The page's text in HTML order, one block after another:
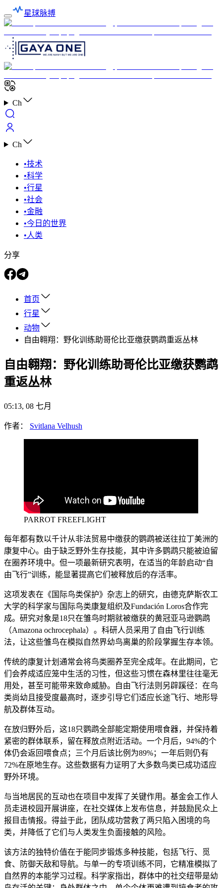
星球脉搏
Ch
Ch
•技术
•科学
•行星
•社会
•金融
•今日的世界
•人类
分享
首页
行星
动物
自由翱翔：野化训练助哥伦比亚缴获鹦鹉重返丛林
自由翱翔：野化训练助哥伦比亚缴获鹦鹉
重返丛林
05:13, 08 七月
作者： Svitlana Velhush
PARROT FREEFLIGHT
每年都有数以千计从非法贸易中缴获的鹦鹉被送往拉丁美洲的
康复中心。由于缺乏野外生存技能，其中许多鹦鹉只能被迫留
在圈养环境中。但一项最新研究表明，在适当的年龄启动“自
由飞行”训练，能显著提高它们被释放后的存活率。
这项发表在《国际鸟类保护》杂志上的研究，由德克萨斯农工
大学的科学家与国际鸟类康复组织及Fundación Loros合作完
成。研究对象是18只在雏鸟时期就被缴获的黄冠亚马逊鹦鹉
（Amazona ochrocephala）。科研人员采用了自由飞行训练
法，让这些雏鸟在模拟自然界幼鸟离巢的阶段掌握生存本领。
传统的康复计划通常会将鸟类圈养至完全成年。在此期间，它
们会养成适应笼中生活的习性，但这些习惯在森林里往往毫无
用处，甚至可能带来致命威胁。自由飞行法则另辟蹊径：在鸟
类尚幼且接受度最高时，逐步引导它们适应长途飞行、地形导
航及群体互动。
在放归野外后，这18只鹦鹉全部能定期使用喂食器，并保持着
紧密的群体联系，留在释放点附近活动。一个月后，94%的个
体仍会返回喂食点；三个月后该比例为89%；一年后则仍有
72%在原地生存。这些数据有力证明了大多数鸟类已成功适应
野外环境。
与当地居民的互动也在项目中发挥了关键作用。基金会工作人
员走进校园开展讲座，在社交媒体上发布信息，并鼓励民众上
报目击情报。得益于此，团队成功营救了两只陷入困境的鸟
类，并降低了它们与人类发生负面接触的风险。
该方法的独特价值在于能同步锻炼多种技能，包括飞行、觅
食、防御天敌和导航。与单一的专项训练不同，它精准模拟了
自然界的本能学习过程。科学家指出，群体中的社交纽带是幼